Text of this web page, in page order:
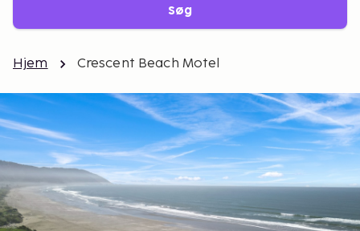
Søg
Hjem Crescent Beach Motel